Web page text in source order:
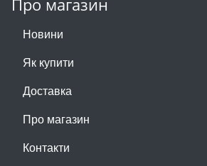
Про магазин
Новини
Як купити
Доставка
Про магазин
Контакти